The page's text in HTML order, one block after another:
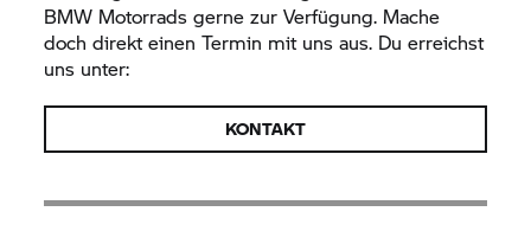
BMW Motorrads gerne zur Verfügung. Mache
doch direkt einen Termin mit uns aus. Du erreichst
uns unter:
KONTAKT